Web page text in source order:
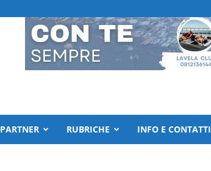
PARTNER RUBRICHE INFO E CONTATTI